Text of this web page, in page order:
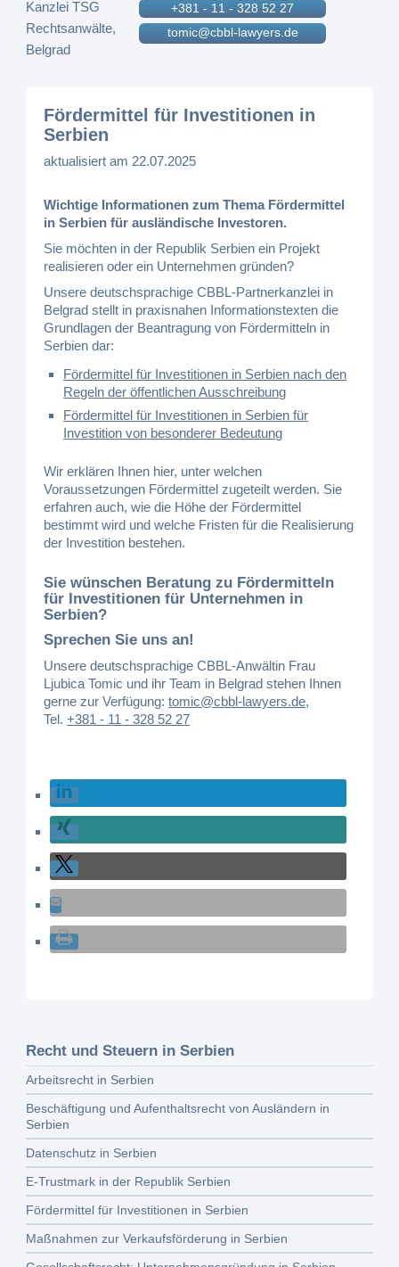
+381 - 11 - 328 52 27
tomic@cbbl-lawyers.de
Fördermittel für Investitionen in
Serbien
aktualisiert am 22.07.2025
Wichtige Informationen zum Thema Fördermittel
in Serbien für ausländische Investoren.
Sie möchten in der Republik Serbien ein Projekt
realisieren oder ein Unternehmen gründen?
Unsere deutschsprachige CBBL-Partnerkanzlei in
Belgrad stellt in praxisnahen Informationstexten die
Grundlagen der Beantragung von Fördermitteln in
Serbien dar:
Fördermittel für Investitionen in Serbien nach den
Regeln der öffentlichen Ausschreibung
Fördermittel für Investitionen in Serbien für
Investition von besonderer Bedeutung
Wir erklären Ihnen hier, unter welchen
Voraussetzungen Fördermittel zugeteilt werden. Sie
erfahren auch, wie die Höhe der Fördermittel
bestimmt wird und welche Fristen für die Realisierung
der Investition bestehen.
Sie wünschen Beratung zu Fördermitteln
für Investitionen für Unternehmen in
Serbien?
Sprechen Sie uns an!
Unsere deutschsprachige CBBL-Anwältin Frau
Ljubica Tomic und ihr Team in Belgrad stehen Ihnen
gerne zur Verfügung:tomic@cbbl-lawyers.de,
Tel.+381 - 11 - 328 52 27
Recht und Steuern in Serbien
Arbeitsrecht in Serbien
Beschäftigung und Aufenthaltsrecht von Ausländern in
Serbien
Datenschutz in Serbien
E-Trustmark in der Republik Serbien
Fördermittel für Investitionen in Serbien
Maßnahmen zur Verkaufsförderung in Serbien